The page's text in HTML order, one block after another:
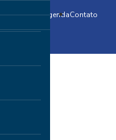
AgendaContato